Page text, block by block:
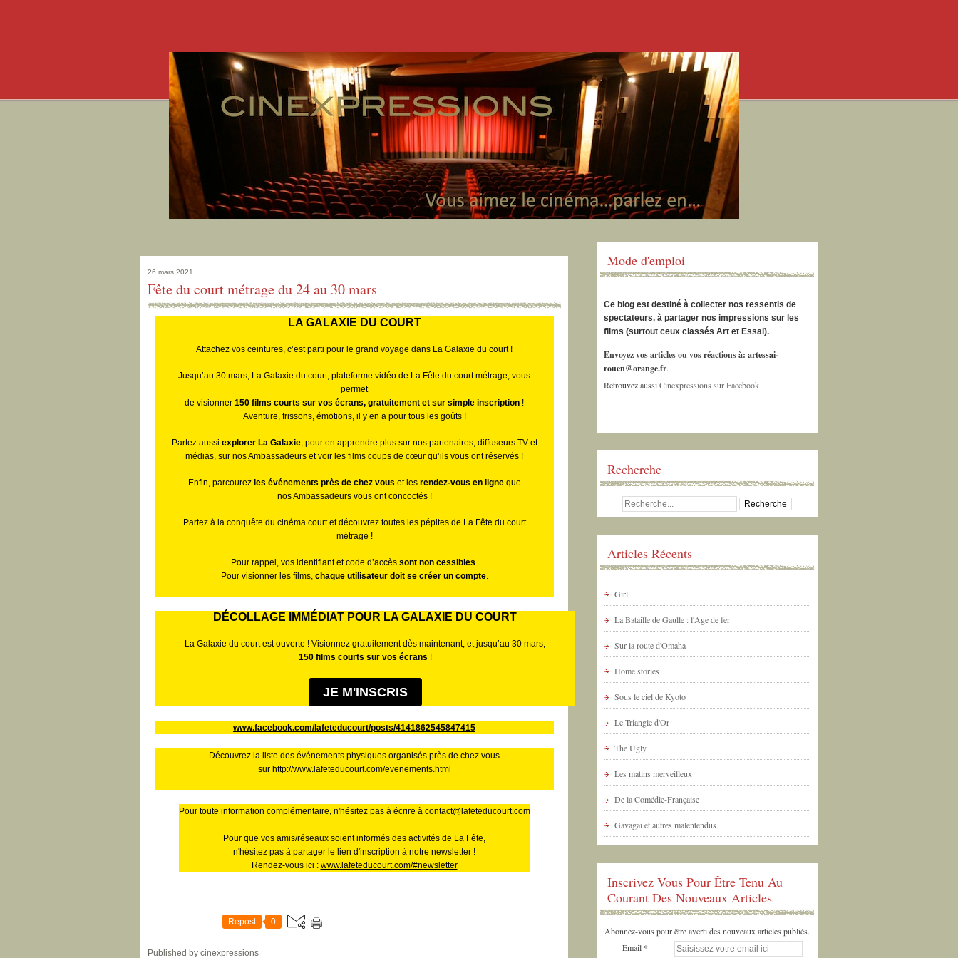
26 mars 2021
Fête du court métrage du 24 au 30 mars
LA GALAXIE DU COURT
Attachez vos ceintures, c’est parti pour le grand voyage dans La Galaxie du court !
Jusqu’au 30 mars, La Galaxie du court, plateforme vidéo de La Fête du court métrage, vous
permet
de visionner 150 films courts sur vos écrans, gratuitement et sur simple inscription !
Aventure, frissons, émotions, il y en a pour tous les goûts !
Partez aussi explorer La Galaxie, pour en apprendre plus sur nos partenaires, diffuseurs TV et
médias, sur nos Ambassadeurs et voir les films coups de cœur qu’ils vous ont réservés !
Enfin, parcourez les événements près de chez vous et les rendez-vous en ligne que
nos Ambassadeurs vous ont concoctés !
Partez à la conquête du cinéma court et découvrez toutes les pépites de La Fête du court
métrage !
Pour rappel, vos identifiant et code d’accès sont non cessibles.
Pour visionner les films, chaque utilisateur doit se créer un compte.
DÉCOLLAGE IMMÉDIAT POUR LA GALAXIE DU COURT
La Galaxie du court est ouverte ! Visionnez gratuitement dès maintenant, et jusqu’au 30 mars,
150 films courts sur vos écrans !
JE M'INSCRIS
www.facebook.com/lafeteducourt/posts/4141862545847415
Découvrez la liste des événements physiques organisés près de chez vous
sur http://www.lafeteducourt.com/evenements.html
Pour toute information complémentaire, n'hésitez pas à écrire à contact@lafeteducourt.com
Pour que vos amis/réseaux soient informés des activités de La Fête,
n'hésitez pas à partager le lien d'inscription à notre newsletter !
Rendez-vous ici : www.lafeteducourt.com/#newsletter
Repost 0
Published by cinexpressions
Mode d'emploi
Ce blog est destiné à collecter nos ressentis de
spectateurs, à partager nos impressions sur les
films (surtout ceux classés Art et Essai).
Envoyez vos articles ou vos réactions à: artessai-
rouen@orange.fr.
Retrouvez aussiCinexpressions sur Facebook
Recherche
Articles Récents
Girl
La Bataille de Gaulle : l'Age de fer
Sur la route d'Omaha
Home stories
Sous le ciel de Kyoto
Le Triangle d'Or
The Ugly
Les matins merveilleux
De la Comédie-Française
Gavagai et autres malentendus
Inscrivez Vous Pour Être Tenu Au
Courant Des Nouveaux Articles
Abonnez-vous pour être averti des nouveaux articles publiés.
Email